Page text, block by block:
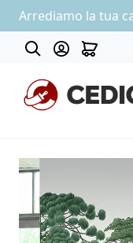
Arrediamo la tua
COLLEZIONE
OUTLET